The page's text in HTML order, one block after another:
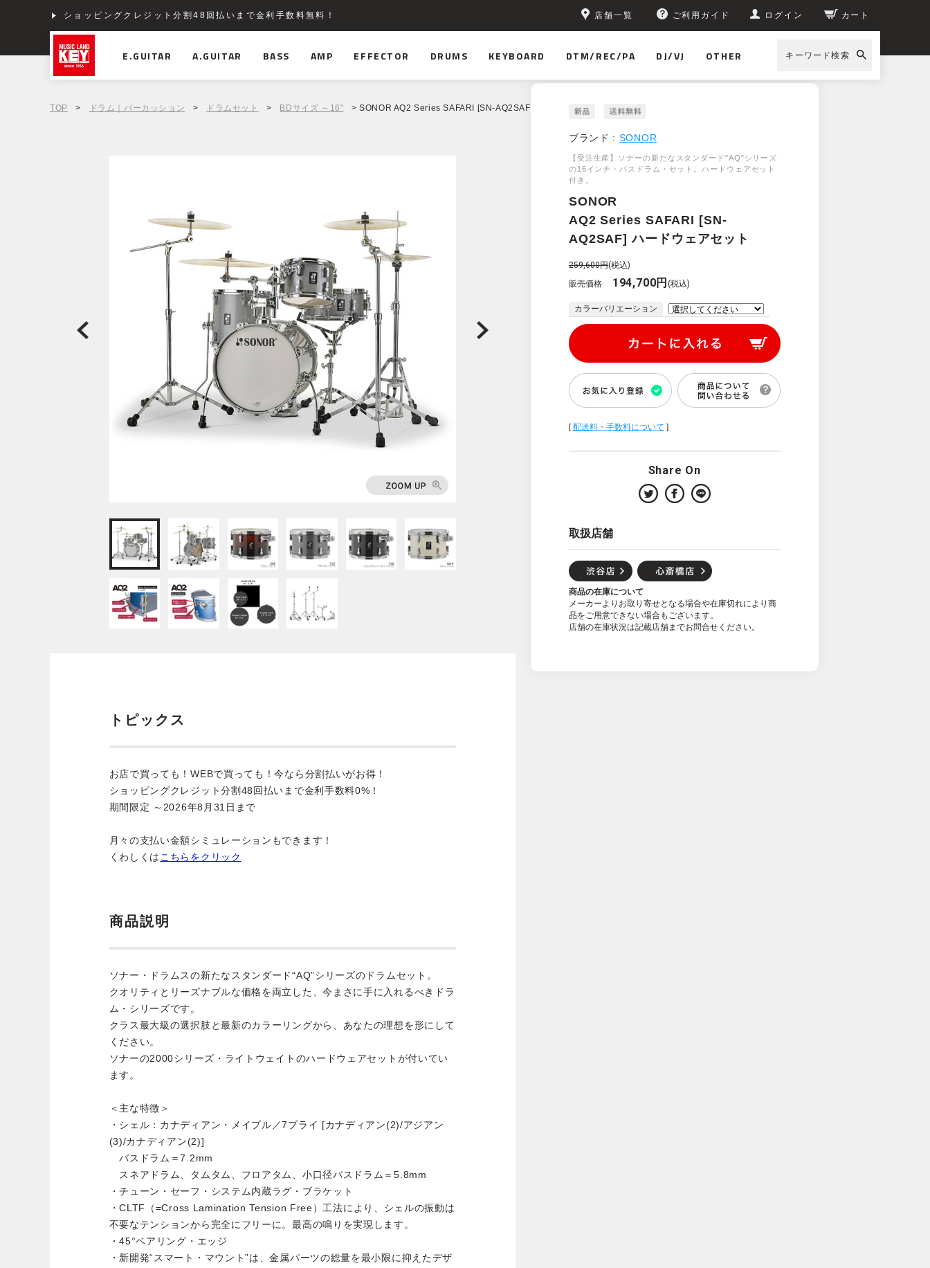
ショッピングクレジット分割48回払いまで金利手数料無料！ 店舗一覧 ご利用ガイド ログイン カート
E.GUITAR A.GUITAR BASS AMP EFFECTOR DRUMS KEYBOARD DTM/REC/PA DJ/VJ OTHER キーワード検索
TOP > ドラム｜パーカッション > ドラムセット > BDサイズ ～16" > SONOR AQ2 Series SAFARI [SN-AQ2SAF] ハードウェアセット
ブランド : SONOR
【受注生産】ソナーの新たなスタンダード"AQ"シリーズ
の16インチ・バスドラム・セット。ハードウェアセット
付き。
SONOR
AQ2 Series SAFARI [SN-
AQ2SAF] ハードウェアセット
259,600円(税込)
販売価格
194,700円(税込)
カラーバリエーション
[配送料・手数料について ]
Share On
取扱店舗
商品の在庫について
メーカーよりお取り寄せとなる場合や在庫切れにより商
品をご用意できない場合もございます。
店舗の在庫状況は記載店舗までお問合せください。
トピックス
お店で買っても！WEBで買っても！今なら分割払いがお得！
ショッピングクレジット分割48回払いまで金利手数料0%！
期間限定 ～2026年8月31日まで
月々の支払い金額シミュレーションもできます！
くわしくは こちらをクリック
商品説明
ソナー・ドラムスの新たなスタンダード“AQ”シリーズのドラムセット。
クオリティとリーズナブルな価格を両立した、今まさに手に入れるべきドラ
ム・シリーズです。
クラス最大級の選択肢と最新のカラーリングから、あなたの理想を形にして
ください。
ソナーの2000シリーズ・ライトウェイトのハードウェアセットが付いてい
ます。
＜主な特徴＞
・シェル：カナディアン・メイプル／7プライ [カナディアン(2)/アジアン
(3)/カナディアン(2)]
バスドラム＝7.2mm
スネアドラム、タムタム、フロアタム、小口径バスドラム＝5.8mm
・チューン・セーフ・システム内蔵ラグ・ブラケット
・CLTF（=Cross Lamination Tension Free）工法により、シェルの振動は
不要なテンションから完全にフリーに。最高の鳴りを実現します。
・45°ベアリング・エッジ
・新開発“スマート・マウント”は、金属パーツの総量を最小限に抑えたデザ